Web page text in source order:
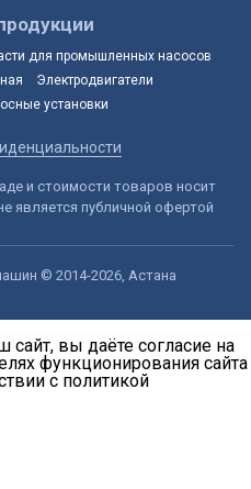
для промышленных насосов
Электродвигатели
установки
и стоимости товаров носит
является публичной офертой
© 2014-2026, Астана
вы даёте согласие на
функционирования сайта
с политикой